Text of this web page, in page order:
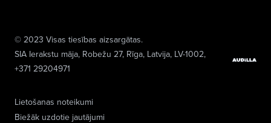
Lietošanas noteikumi
Biežāk uzdotie jautājumi
© 2023 Visas tiesības aizsargātas.
SIA Ierakstu māja, Robežu 27, Rīga, Latvija, LV-1002,
+371 29204971